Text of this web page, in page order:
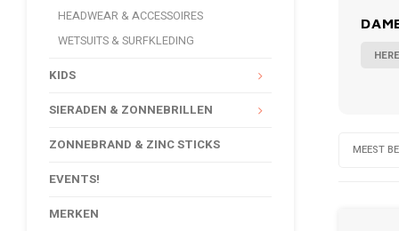
HEADWEAR & ACCESSOIRES
WETSUITS & SURFKLEDING
KIDS
SIERADEN & ZONNEBRILLEN
ZONNEBRAND & ZINC STICKS
EVENTS!
MERKEN
MEEST